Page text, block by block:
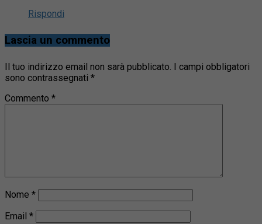
Rispondi
Lascia un commento
Il tuo indirizzo email non sarà pubblicato. I campi obbligatori
sono contrassegnati *
Commento *
Nome *
Email *